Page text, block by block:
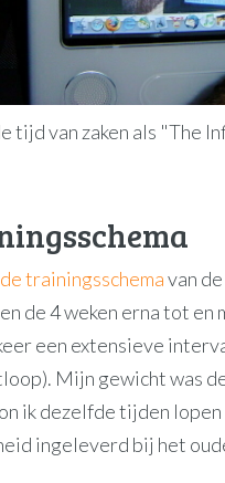
tijd van zaken als "The
trainingsschemavan
de 4 weken erna tot en
een extensieve
Mijn gewicht was
ik dezelfde tijden
ingeleverd bij het